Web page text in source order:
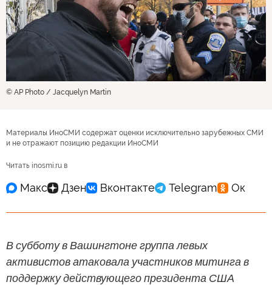
© AP Photo / Jacquelyn Martin
Материалы ИноСМИ содержат оценки исключительно зарубежных СМИ
и не отражают позицию редакции ИноСМИ
Читать inosmi.ru в
В субботу в Вашингтоне группа левых
активистов атаковала участников митинга в
поддержку действующего президента США